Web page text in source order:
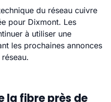
du réseau cuivre
pour Dixmont. Les
à utiliser une
les prochaines annonces
la fibre près de